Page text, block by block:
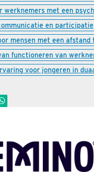
werknemers met een
en participatie
mensen met een
functioneren van
voor jongeren in